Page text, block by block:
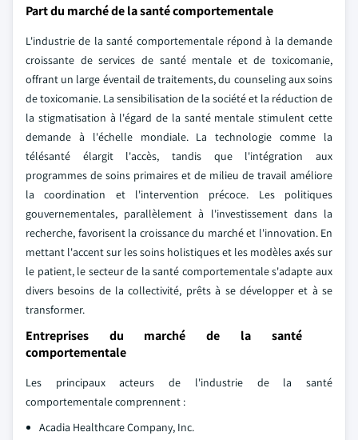
Part du marché de la santé comportementale
L'industrie de la santé comportementale répond à la demande
croissante de services de santé mentale et de toxicomanie,
offrant un large éventail de traitements, du counseling aux soins
de toxicomanie. La sensibilisation de la société et la réduction de
la stigmatisation à l'égard de la santé mentale stimulent cette
demande à l'échelle mondiale. La technologie comme la
télésanté élargit l'accès, tandis que l'intégration aux
programmes de soins primaires et de milieu de travail améliore
la coordination et l'intervention précoce. Les politiques
gouvernementales, parallèlement à l'investissement dans la
recherche, favorisent la croissance du marché et l'innovation. En
mettant l'accent sur les soins holistiques et les modèles axés sur
le patient, le secteur de la santé comportementale s'adapte aux
divers besoins de la collectivité, prêts à se développer et à se
transformer.
Entreprises du marché de la santé
comportementale
Les principaux acteurs de l'industrie de la santé
comportementale comprennent :
Acadia Healthcare Company, Inc.